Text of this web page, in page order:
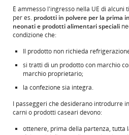
e/o
le
È ammesso l'ingresso nella UE di alcuni
per es. prodotti in polvere per la prima
neonati e prodotti alimentari speciali
condizione che:
Il prodotto non richieda
si tratti di un prodotto con marchio
marchio proprietario;
la confezione sia integra.
I passeggeri che desiderano introdurre
carni o prodotti caseari devono:
ottenere, prima della partenza, tutta